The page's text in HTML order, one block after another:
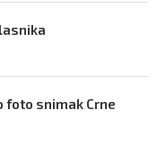
foto snimak Crne